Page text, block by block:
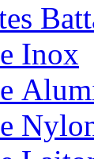
Inox